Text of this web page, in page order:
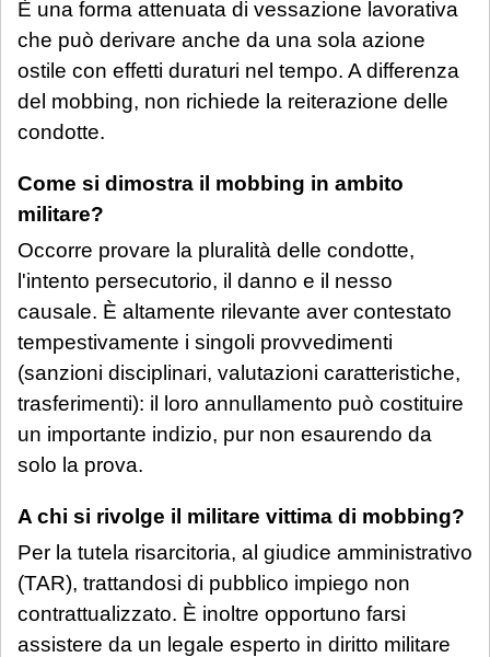
È una forma attenuata di vessazione lavorativa
che può derivare anche da una sola azione
ostile con effetti duraturi nel tempo. A differenza
del mobbing, non richiede la reiterazione delle
condotte.
Come si dimostra il mobbing in ambito
militare?
Occorre provare la pluralità delle condotte,
l'intento persecutorio, il danno e il nesso
causale. È altamente rilevante aver contestato
tempestivamente i singoli provvedimenti
(sanzioni disciplinari, valutazioni caratteristiche,
trasferimenti): il loro annullamento può costituire
un importante indizio, pur non esaurendo da
solo la prova.
A chi si rivolge il militare vittima di mobbing?
Per la tutela risarcitoria, al giudice amministrativo
(TAR), trattandosi di pubblico impiego non
contrattualizzato. È inoltre opportuno farsi
assistere da un legale esperto in diritto militare